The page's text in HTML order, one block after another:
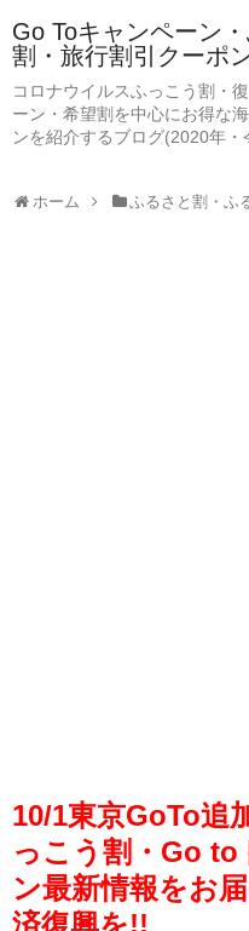
Go Toキャンペーン
割・旅行割引クーポ
コロナウイルスふっこう割・
ーン・希望割を中心にお得な
ンを紹介するブログ(2020年・
ホーム ふるさと割・ふ
10/1東京GoTo追
っこう割・Go
ン最新情報をお
済復興を!!